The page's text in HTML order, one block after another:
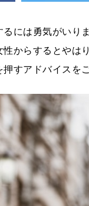
には勇気がいり
性からするとやは
すアドバイスを